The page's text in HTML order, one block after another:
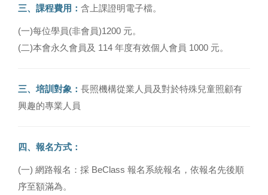
三、課程費用： 含上課證明電子檔。
(一)每位學員(非會員)1200 元。
(二)本會永久會員及 114 年度有效個人會員 1000 元。
三、培訓對象： 長照機構從業人員及對於特殊兒童照顧有
興趣的專業人員
四、報名方式：
(一) 網路報名：採 BeClass 報名系統報名，依報名先後順
序至額滿為。